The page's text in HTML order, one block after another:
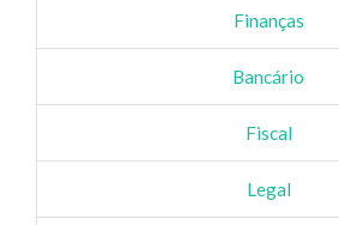
Finanças
Bancário
Fiscal
Legal